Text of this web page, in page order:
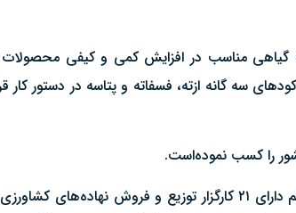
گیاهی مناسب در افزایش کمی و کیفی
سه گانه ازته، فسفاته و پتاسه در دستور کار
را کسب نموده‌است.
وی با اشاره به تحویل به موقع کود به کشاورزان استان، افزود: شرکت خدمات حمایتی کشاورزی در قم دارای